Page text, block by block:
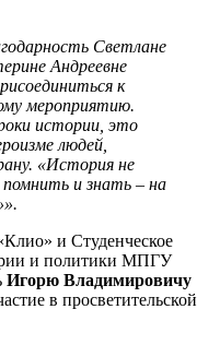
Светлане
Андреевне
к
мероприятию.
истории, это
людей,
«История не
и знать – на
и Студенческое
и политики МПГУ
Игорю Владимировичу
в просветительской